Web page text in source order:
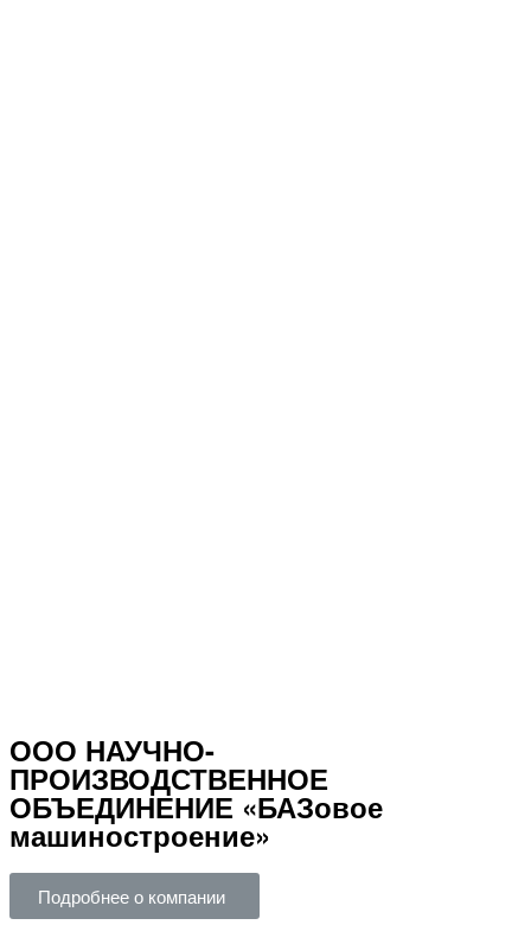
ООО НАУЧНО-
ПРОИЗВОДСТВЕННОЕ
ОБЪЕДИНЕНИЕ «БАЗовое
машиностроение»
Подробнее о компании